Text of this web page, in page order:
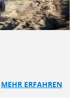
MEHR ERFAHREN